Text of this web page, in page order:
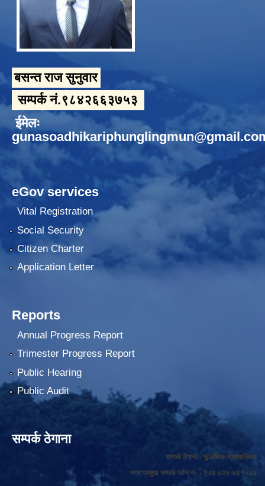
बसन्त राज सुनुवार
सम्पर्क नं.९८४२६६३७५३
ईमेलः
eGov services
Vital Registration
Social Security
Citizen Charter
Application Letter
Reports
Annual Progress Report
Trimester Progress Report
Public Hearing
Public Audit
सम्पर्क ठेगाना
सम्पर्क ठेगाना : फुङलिङ नगरपालिका
नगर प्रमुख सम्पर्क फोन नं: +९७७ ०२४-४६१०६६